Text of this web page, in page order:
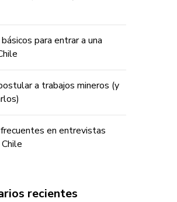
para entrar a una
a trabajos mineros (y
en entrevistas
recientes